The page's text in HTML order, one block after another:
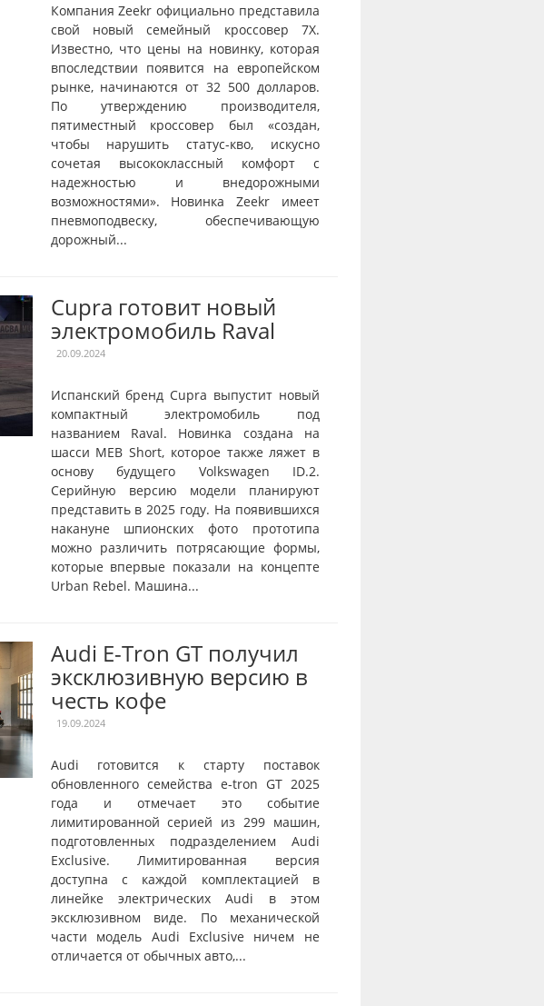
Компания Zeekr официально представила
свой новый семейный кроссовер 7X.
Известно, что цены на новинку, которая
впоследствии появится на европейском
рынке, начинаются от 32 500 долларов.
По утверждению производителя,
пятиместный кроссовер был «создан,
чтобы нарушить статус-кво, искусно
сочетая высококлассный комфорт с
надежностью и внедорожными
возможностями». Новинка Zeekr имеет
пневмоподвеску, обеспечивающую
дорожный...
Cupra готовит новый
электромобиль Raval
20.09.2024
Испанский бренд Cupra выпустит новый
компактный электромобиль под
названием Raval. Новинка создана на
шасси MEB Short, которое также ляжет в
основу будущего Volkswagen ID.2.
Серийную версию модели планируют
представить в 2025 году. На появившихся
накануне шпионских фото прототипа
можно различить потрясающие формы,
которые впервые показали на концепте
Urban Rebel. Машина...
Audi E-Tron GT получил
эксклюзивную версию в
честь кофе
19.09.2024
Audi готовится к старту поставок
обновленного семейства e-tron GT 2025
года и отмечает это событие
лимитированной серией из 299 машин,
подготовленных подразделением Audi
Exclusive. Лимитированная версия
доступна с каждой комплектацией в
линейке электрических Audi в этом
эксклюзивном виде. По механической
части модель Audi Exclusive ничем не
отличается от обычных авто,...